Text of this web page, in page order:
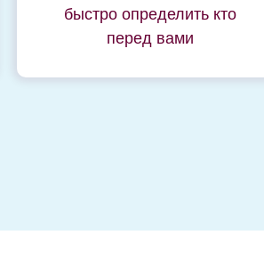
быстро определить кто
перед вами